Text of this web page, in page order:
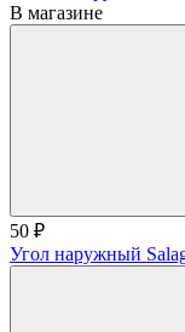
В магазине
50 ₽
Угол наружный